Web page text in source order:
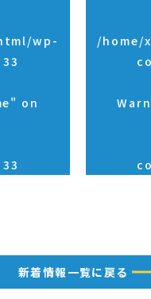
wp-
33
on
33
/home/
新着情報一覧に戻る